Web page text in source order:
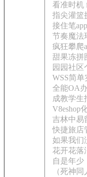
看准时机
指尖灌篮
接住笔
节奏魔法
疯狂攀爬
甜果冻拼
园园社区
WSS简
全能OA
成教学生
V8eshop
吉林中易
快捷旅店
如果我们
花开花落
自是年少
（死神